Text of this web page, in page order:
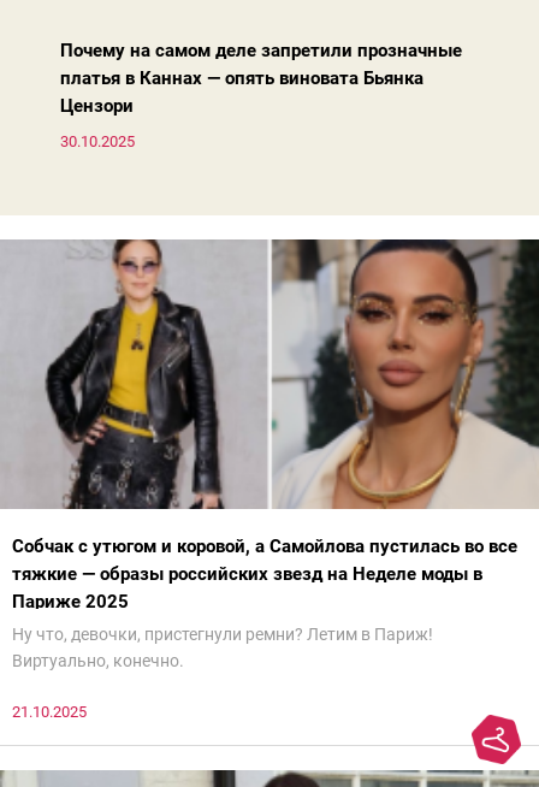
Почему на самом деле запретили прозначные
платья в Каннах — опять виновата Бьянка
Цензори
30.10.2025
Собчак с утюгом и коровой, а Самойлова пустилась во все
тяжкие — образы российских звезд на Неделе моды в
Париже 2025
Ну что, девочки, пристегнули ремни? Летим в Париж!
Виртуально, конечно.
21.10.2025